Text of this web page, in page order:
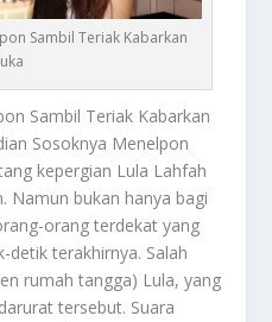
Sambil Teriak Kabarkan
Sambil Teriak Kabarkan
Sosoknya Menelpon
kepergian Lula Lahfah
Namun bukan hanya bagi
orang terdekat yang
detik terakhirnya. Salah
rumah tangga) Lula, yang
tersebut. Suara